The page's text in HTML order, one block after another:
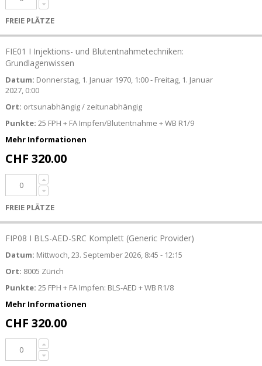
FREIE PLÄTZE
FIE01 I Injektions- und Blutentnahmetechniken:
Grundlagenwissen
Datum: Donnerstag, 1. Januar 1970, 1:00 - Freitag, 1. Januar
2027, 0:00
Ort: ortsunabhängig / zeitunabhängig
Punkte: 25 FPH + FA Impfen/Blutentnahme + WB R1/9
Mehr Informationen
CHF 320.00
FREIE PLÄTZE
FIP08 I BLS-AED-SRC Komplett (Generic Provider)
Datum: Mittwoch, 23. September 2026, 8:45 - 12:15
Ort: 8005 Zürich
Punkte: 25 FPH + FA Impfen: BLS-AED + WB R1/8
Mehr Informationen
CHF 320.00